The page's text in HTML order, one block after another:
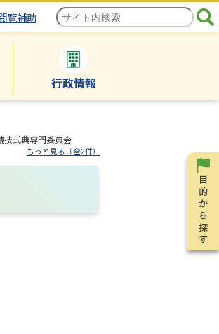
覧補助
行政情報
技式典専門委員会
もっと見る（全2件）